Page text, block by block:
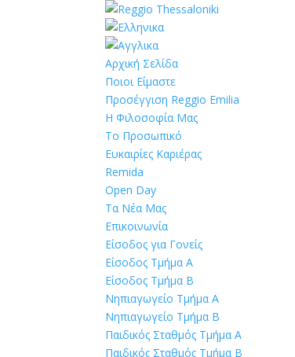
Αρχική Σελίδα
Ποιοι Είμαστε
Προσέγγιση Reggio Emilia
Η Φιλοσοφία Μας
Το Προσωπικό
Ευκαιρίες Καριέρας
Remida
Open Day
Τα Νέα Μας
Επικοινωνία
Είσοδος για Γονείς
Είσοδος Τμήμα Α
Είσοδος Τμήμα Β
Νηπιαγωγείο Τμήμα Α
Νηπιαγωγείο Τμήμα Β
Παιδικός Σταθμός Τμήμα Α
Παιδικός Σταθμός Τμήμα Β